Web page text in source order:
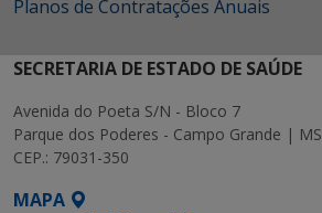
Planos de Contratações Anuais
SECRETARIA DE ESTADO DE SAÚDE
Avenida do Poeta S/N - Bloco 7
Parque dos Poderes - Campo Grande | MS
CEP.: 79031-350
MAPA